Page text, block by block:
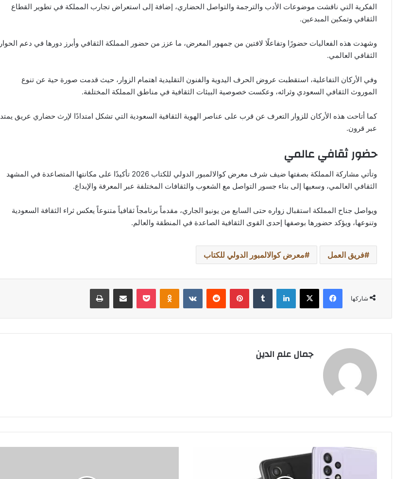
الفكرية التي ناقشت موضوعات الأدب والترجمة والتواصل الحضاري، إضافة إلى استعراض تجارب المملكة في تطوير القطاع
الثقافي وتمكين المبدعين.
وشهدت هذه الفعاليات حضورًا وتفاعلًا لافتين من جمهور المعرض، ما عزز من حضور المملكة الثقافي وأبرز دورها في دعم الحوار
الثقافي العالمي.
وفي الأركان التفاعلية، استقطبت عروض الحرف اليدوية والفنون التقليدية اهتمام الزوار، حيث قدمت صورة حية عن تنوع
الموروث الثقافي السعودي وثرائه، وعكست خصوصية البيئات الثقافية في مناطق المملكة المختلفة.
كما أتاحت هذه الأركان للزوار التعرف عن قرب على عناصر الهوية الثقافية السعودية التي تشكل امتدادًا لإرث حضاري عريق يمتد
عبر قرون.
حضور ثقافي عالمي
وتأتي مشاركة المملكة بصفتها ضيف شرف معرض كوالالمبور الدولي للكتاب 2026 تأكيدًا على مكانتها المتصاعدة في المشهد
الثقافي العالمي، وسعيها إلى بناء جسور التواصل مع الشعوب والثقافات المختلفة عبر المعرفة والإبداع.
ويواصل جناح المملكة استقبال زواره حتى السابع من يونيو الجاري، مقدماً برنامجاً ثقافياً متنوعاً يعكس ثراء الثقافة السعودية
وتنوعها، ويؤكد حضورها بوصفها إحدى القوى الثقافية الصاعدة في المنطقة والعالم.
فريق العمل معرض كوالالمبور الدولي للكتاب
شاركها
فيسبوك ‫X لينكدإن بينتيريست Odnoklassniki
‫Pocket مشاركة عبر البريد طباعة
جمال علم الدين
"أبل"